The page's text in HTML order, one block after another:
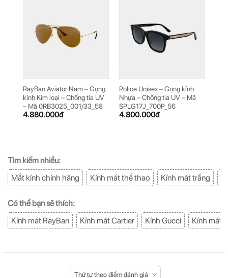
RayBan Aviator Nam – Gọng
kính Kim loại – Chống tia UV
– Mã 0RB3025_001/33_58
4.880.000đ
Police Unisex – Gọng kính
Nhựa – Chống tia UV – Mã
SPLG17J_700P_56
4.800.000đ
Tìm kiếm nhiều:
Mắt kính chính hãng
Kính mát thể thao Kính mát trắng
Có thể bạn sẽ thích:
Kính mát RayBan
Kính mát Cartier Kính Gucci Kính mát
Thứ tự theo điểm đánh giá